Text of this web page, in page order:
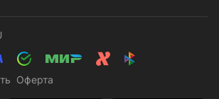
Оферта